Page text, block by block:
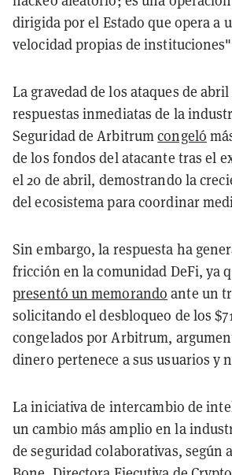
dirigida por el Estado que opera a
velocidad propias de
La gravedad de los ataques de abril
respuestas inmediatas de la
Seguridad de Arbitrumcongeló
de los fondos del atacante tras el
el 20 de abril, demostrando la
del ecosistema para coordinar
Sin embargo, la respuesta ha
fricción en la comunidad DeFi, ya
presentó un memorando ante un
solicitando el desbloqueo de los
congelados por Arbitrum,
dinero pertenece a sus usuarios y
La iniciativa de intercambio de
un cambio más amplio en la
de seguridad colaborativas, según